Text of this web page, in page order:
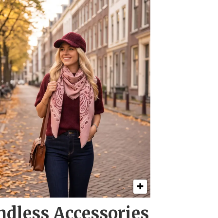
Accessories